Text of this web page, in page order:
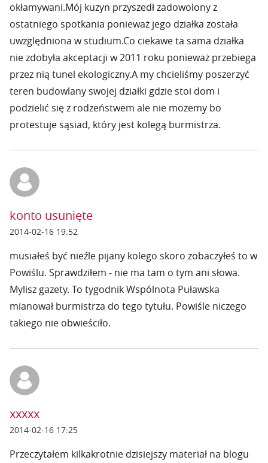
okłamywani.Mój kuzyn przyszedł zadowolony z
ostatniego spotkania ponieważ jego działka została
uwzględniona w studium.Co ciekawe ta sama działka
nie zdobyła akceptacji w 2011 roku ponieważ przebiega
przez nią tunel ekologiczny.A my chcieliśmy poszerzyć
teren budowlany swojej działki gdzie stoi dom i
podzielić się z rodzeństwem ale nie możemy bo
protestuje sąsiad, który jest kolegą burmistrza.
konto usunięte
2014-02-16 19:52
musiałeś być nieźle pijany kolego skoro zobaczyłeś to w
Powiślu. Sprawdziłem - nie ma tam o tym ani słowa.
Mylisz gazety. To tygodnik Wspólnota Puławska
mianował burmistrza do tego tytułu. Powiśle niczego
takiego nie obwieściło.
xxxxx
2014-02-16 17:25
Przeczytałem kilkakrotnie dzisiejszy materiał na blogu